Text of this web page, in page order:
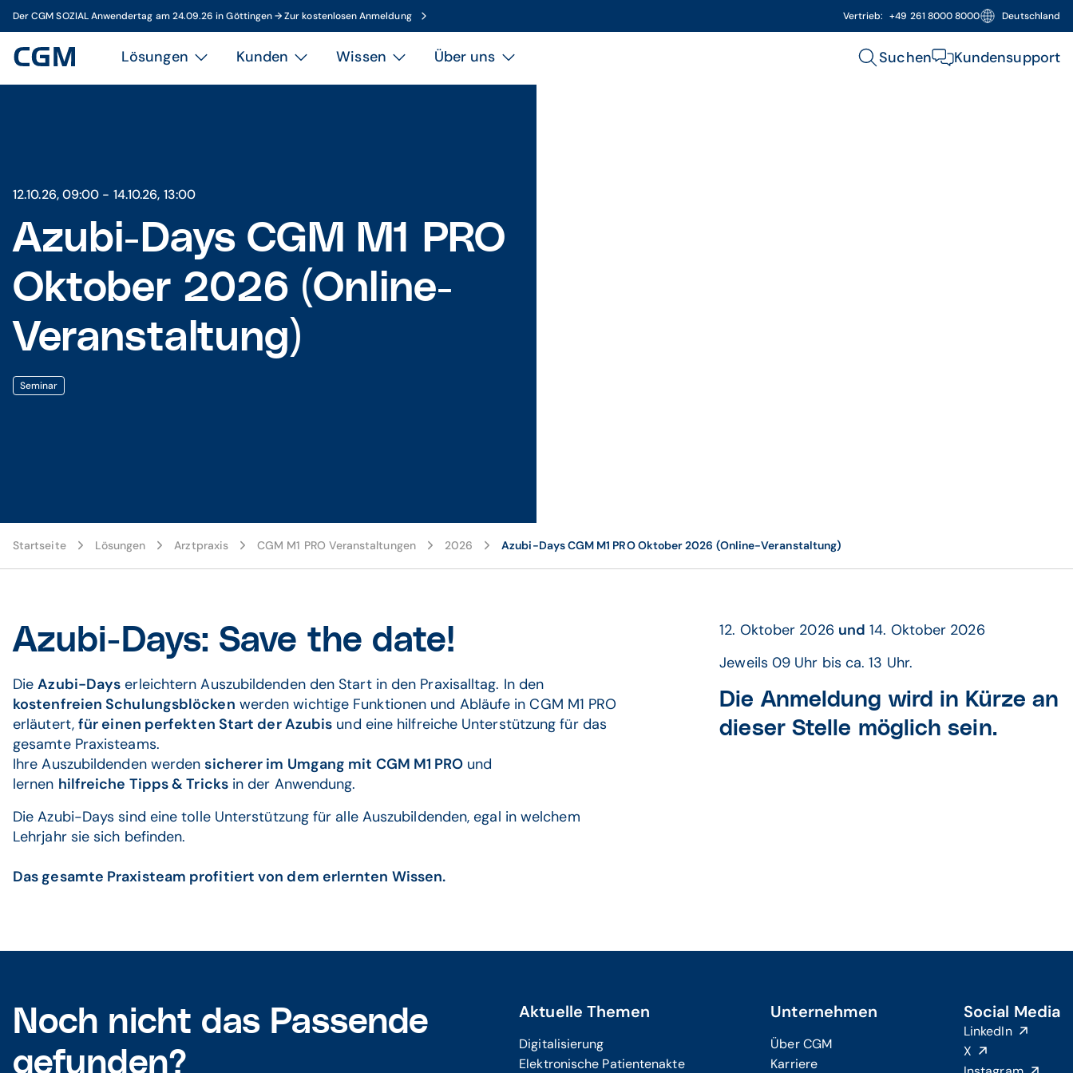
Der CGM SOZIAL Anwendertag am 24.09.26 in Göttingen → Zur kostenlosen Anmeldung Vertrieb: +49 261 8000 8000 Deutschland
Lösungen Kunden Wissen Über uns Suchen Kundensupport
12.10.26, 09:00 - 14.10.26, 13:00
Azubi-Days CGM M1 PRO
Oktober 2026 (Online-
Veranstaltung)
Seminar
Startseite Lösungen Arztpraxis CGM M1 PRO Veranstaltungen 2026 Azubi-Days CGM M1 PRO Oktober 2026 (Online-Veranstaltung)
Azubi-Days: Save the date!
DieAzubi-Days erleichtern Auszubildenden den Start in den Praxisalltag. In den
kostenfreien Schulungsblöcken werden wichtige Funktionen und Abläufe in CGM M1 PRO
erläutert, für einen perfekten Start der Azubis und eine hilfreiche Unterstützung für das
gesamte Praxisteams.
Ihre Auszubildenden werdensicherer im Umgang mit CGM M1 PRO und
lernen hilfreiche Tipps & Tricksin der Anwendung.
Die Azubi-Days sind eine tolle Unterstützung für alle Auszubildenden, egal in welchem
Lehrjahr sie sich befinden.
Das gesamte Praxisteam profitiert von dem erlernten Wissen.
12. Oktober 2026 und 14. Oktober 2026
Jeweils 09 Uhr bis ca. 13 Uhr.
Die Anmeldung wird in Kürze an
dieser Stelle möglich sein.
Noch nicht das Passende
gefunden?
Aktuelle Themen
Digitalisierung
Elektronische Patientenakte
Unternehmen
Über CGM
Karriere
Social Media
LinkedIn
X